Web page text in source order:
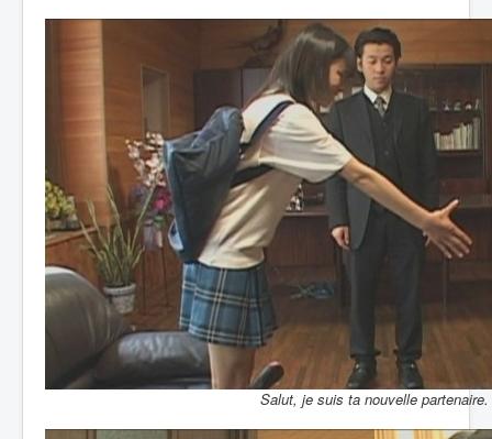
Salut, je suis ta nouvelle partenaire.